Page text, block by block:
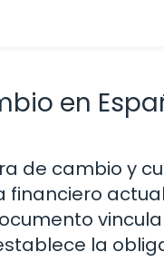
en
de cambio y
financiero
la